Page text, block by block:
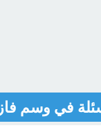
في وسم فاز